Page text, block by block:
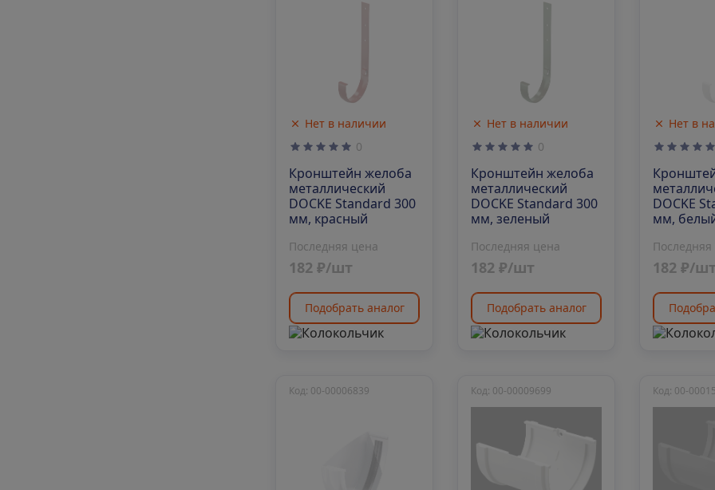
Нет в наличии
0
Кронштейн желоба
металлический
DOCKE Standard 300
мм, красный
Последняя цена
182 ₽/шт
Подобрать аналог
Нет в наличии
0
Кронштейн желоба
металлический
DOCKE Standard 300
мм, зеленый
Последняя цена
182 ₽/шт
Подобрать аналог
Нет в
DOCKE
мм,
182 ₽/шт
Код: 00-00006839 Код: 00-00009699 Код: 00-